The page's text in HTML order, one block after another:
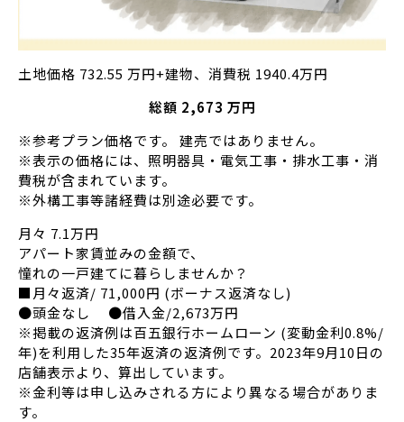
土地価格 732.55 万円+建物、消費税 1940.4万円
総額 2,673 万円
※参考プラン価格です。 建売ではありません。
※表示の価格には、照明器具・電気工事・排水工事・消
費税が含まれています。
※外構工事等諸経費は別途必要です。
月々 7.1万円
アパート家賃並みの金額で、
憧れの一戸建てに暮らしませんか？
■月々返済/ 71,000円 (ボーナス返済なし)
●頭金なし ●借入金/2,673万円
※掲載の返済例は百五銀行ホームローン (変動金利0.8%/
年)を利用した35年返済の返済例です。2023年9月10日の
店舗表示より、算出しています。
※金利等は申し込みされる方により異なる場合がありま
す。